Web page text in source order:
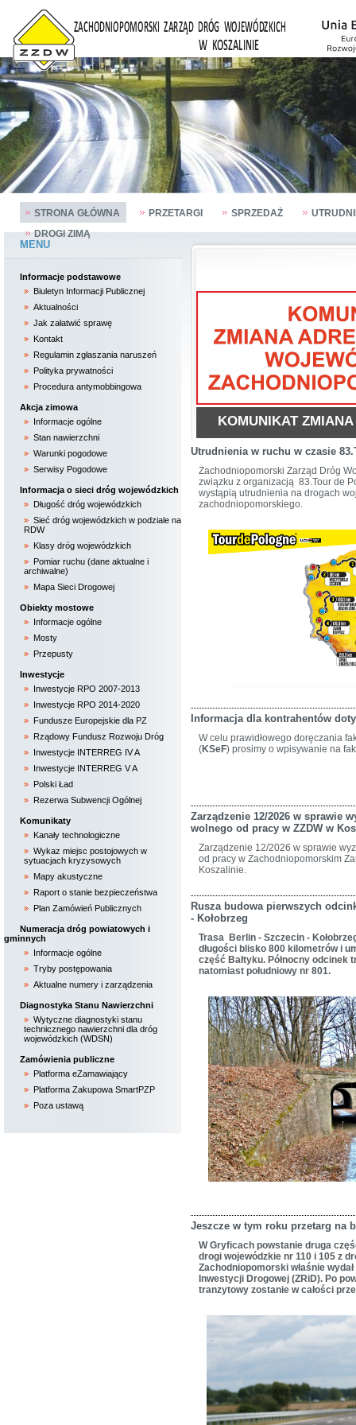
STRONA GŁÓWNA PRZETARGI SPRZEDAŻ
DROGI ZIMĄ
MENU
Informacje podstawowe
Biuletyn Informacji Publicznej
Aktualności
Jak załatwić sprawę
Kontakt
Regulamin zgłaszania naruszeń
Polityka prywatności
Procedura antymobbingowa
Akcja zimowa
Informacje ogólne
Stan nawierzchni
Warunki pogodowe
Serwisy Pogodowe
Informacja o sieci dróg wojewódzkich
Długość dróg wojewódzkich
Sieć dróg wojewódzkich w podziale na
RDW
Klasy dróg wojewódzkich
Pomiar ruchu (dane aktualne i
archiwalne)
Mapa Sieci Drogowej
Obiekty mostowe
Informacje ogólne
Mosty
Przepusty
Inwestycje
Inwestycje RPO 2007-2013
Inwestycje RPO 2014-2020
Fundusze Europejskie dla PZ
Rządowy Fundusz Rozwoju Dróg
Inwestycje INTERREG IV A
Inwestycje INTERREG V A
Polski Ład
Rezerwa Subwencji Ogólnej
Komunikaty
Kanały technologiczne
Wykaz miejsc postojowych w
sytuacjach kryzysowych
Mapy akustyczne
Raport o stanie bezpieczeństwa
Plan Zamówień Publicznych
Numeracja dróg powiatowych i
gminnych
Informacje ogólne
Tryby postępowania
Aktualne numery i zarządzenia
Diagnostyka Stanu Nawierzchni
Wytyczne diagnostyki stanu
technicznego nawierzchni dla dróg
wojewódzkich (WDSN)
Zamówienia publiczne
Platforma eZamawiający
Platforma Zakupowa SmartPZP
Poza ustawą
WOJEWÓDZTWA Inwestycje
Utrudnienia w ruchu w czasie
Zachodniopomorski Zarząd Dróg
związku z organizacją 83.Tour de
wystąpią utrudnienia na drogach
zachodniopomorskiego.
Informacja dla kontrahentów
W celu prawidłowego doręczania
(KSeF) prosimy o wpisywanie na
Zarządzenie 12/2026 w sprawie
wolnego od pracy w ZZDW w
Zarządzenie 12/2026 w sprawie
od pracy w Zachodniopomorskim
Koszalinie.
Rusza budowa pierwszych
- Kołobrzeg
Trasa Berlin - Szczecin -
długości blisko 800 kilometrów i
część Bałtyku. Północny odcinek
natomiast południowy nr 801.
Jeszcze w tym roku przetarg na
W Gryficach powstanie druga
drogi wojewódzkie nr 110 i 105 z
Zachodniopomorski właśnie
Inwestycji Drogowej (ZRiD). Po
tranzytowy zostanie w całości